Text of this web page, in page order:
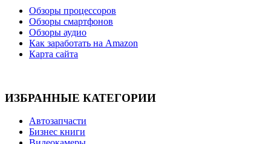
Обзоры процессоров
Обзоры смартфонов
Обзоры аудио
Как заработать на Amazon
Карта сайта
ИЗБРАННЫЕ КАТЕГОРИИ
Автозапчасти
Бизнес книги